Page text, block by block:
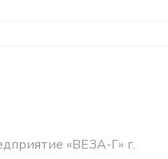
«ВЕЗА-Г» г.